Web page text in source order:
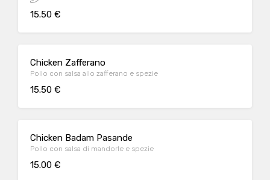
15.50 €
Chicken Zafferano
Pollo con salsa allo zafferano e spezie
15.50 €
Chicken Badam Pasande
Pollo con salsa di mandorle e spezie
15.00 €